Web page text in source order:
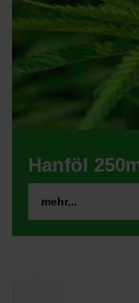
Hanföl
mehr...